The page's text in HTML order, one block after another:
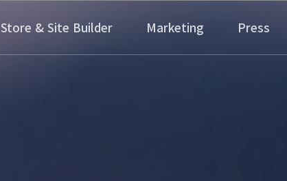
Store & Site Builder Marketing Press